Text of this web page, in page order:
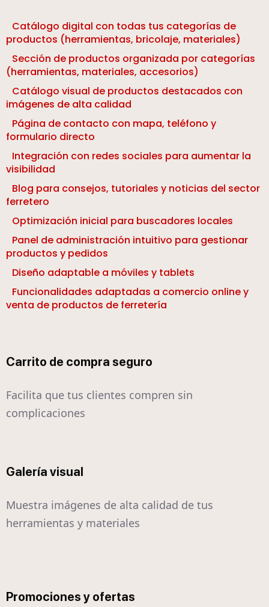
Catálogo digital con todas tus categorías de
productos (herramientas, bricolaje, materiales)
Sección de productos organizada por categorías
(herramientas, materiales, accesorios)
Catálogo visual de productos destacados con
imágenes de alta calidad
Página de contacto con mapa, teléfono y
formulario directo
Integración con redes sociales para aumentar la
visibilidad
Blog para consejos, tutoriales y noticias del sector
ferretero
Optimización inicial para buscadores locales
Panel de administración intuitivo para gestionar
productos y pedidos
Diseño adaptable a móviles y tablets
Funcionalidades adaptadas a comercio online y
venta de productos de ferretería
Carrito de compra seguro
Facilita que tus clientes compren sin
complicaciones
Galería visual
Muestra imágenes de alta calidad de tus
herramientas y materiales
Promociones y ofertas